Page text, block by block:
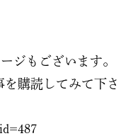
ジもございます。
購読してみて下さ